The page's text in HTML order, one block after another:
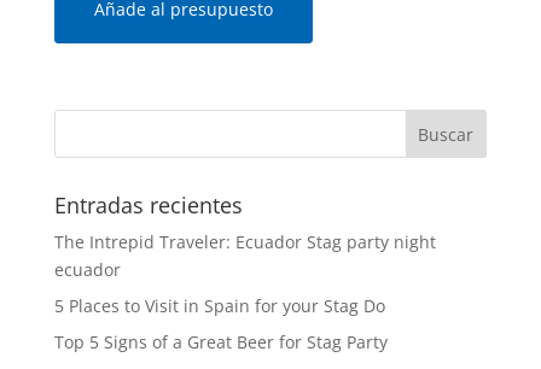
Añade al presupuesto
Entradas recientes
The Intrepid Traveler: Ecuador Stag party night
ecuador
5 Places to Visit in Spain for your Stag Do
Top 5 Signs of a Great Beer for Stag Party